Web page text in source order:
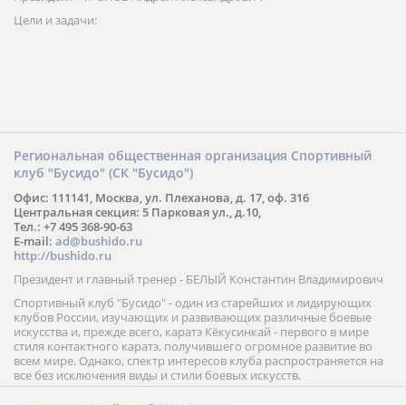
Цели и задачи:
Региональная общественная организация Спортивный
клуб "Бусидо" (СК "Бусидо")
Офис: 111141, Москва, ул. Плеханова, д. 17, оф. 316
Центральная секция: 5 Парковая ул., д.10,
Тел.: +7 495 368-90-63
E-mail: ad@bushido.ru
http://bushido.ru
Президент и главный тренер - БЕЛЫЙ Константин Владимирович
Спортивный клуб "Бусидо" - один из старейших и лидирующих
клубов России, изучающих и развивающих различные боевые
искусства и, прежде всего, каратэ Кёкусинкай - первого в мире
стиля контактного каратэ, получившего огромное развитие во
всем мире. Однако, спектр интересов клуба распространяется на
все без исключения виды и стили боевых искусств.